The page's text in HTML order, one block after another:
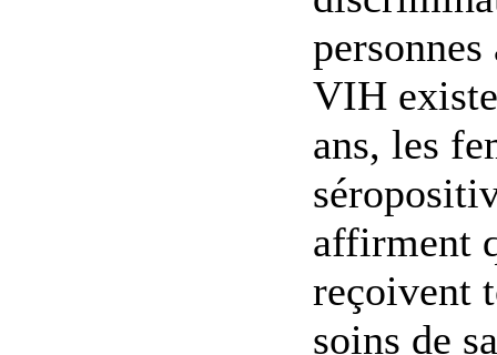
VIH
ans, les
affirment
reçoivent
soins de